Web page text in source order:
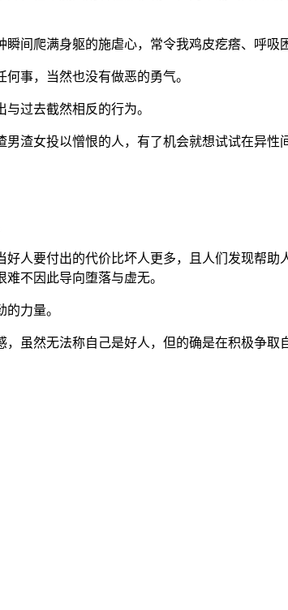
间爬满身躯的施虐心，常令我鸡皮疙瘩、呼吸
事，当然也没有做恶的勇气。
过去截然相反的行为。
渣女投以憎恨的人，有了机会就想试试在异性
人要付出的代价比坏人更多，且人们发现帮助
不因此导向堕落与虚无。
力量。
虽然无法称自己是好人，但的确是在积极争取